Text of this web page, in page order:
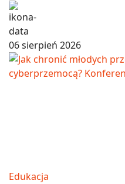
06 sierpień 2026
Edukacja